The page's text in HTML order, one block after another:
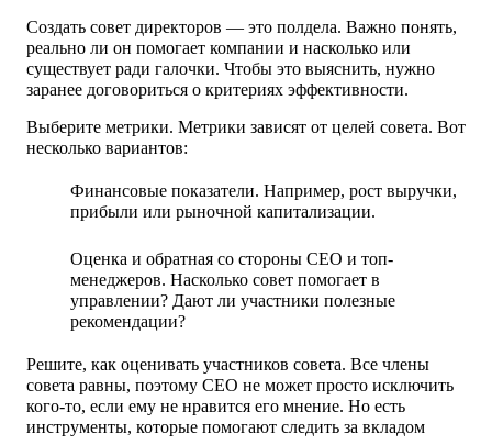
Создать совет директоров — это полдела. Важно понять,
реально ли он помогает компании и насколько или
существует ради галочки. Чтобы это выяснить, нужно
заранее договориться о критериях эффективности.
Выберите метрики. Метрики зависят от целей совета. Вот
несколько вариантов:
Финансовые показатели. Например, рост выручки,
прибыли или рыночной капитализации.
Оценка и обратная со стороны CEO и топ-
менеджеров. Насколько совет помогает в
управлении? Дают ли участники полезные
рекомендации?
Решите, как оценивать участников совета. Все члены
совета равны, поэтому CEO не может просто исключить
кого-то, если ему не нравится его мнение. Но есть
инструменты, которые помогают следить за вкладом